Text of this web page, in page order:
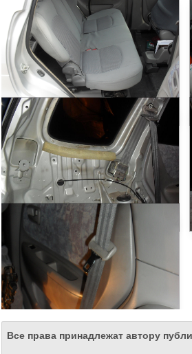
Все права принадлежат автору